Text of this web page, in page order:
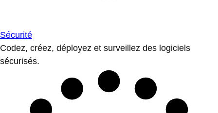
Sécurité
Codez, créez, déployez et surveillez des logiciels
sécurisés.